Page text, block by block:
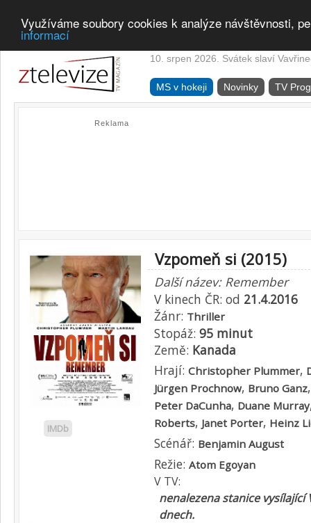
Využíváme soubory cookies k analýze návštěvnosti,
informací
10. srpen 2026. Svátek slaví
MS v hokeji Novinky TV
Reklama
IMDb
Vzpomeň si (2015)
Další název: Remember
V kinech ČR: od 21.4.2016
Žánr: Thriller
Stopáž: 95 minut
Země: Kanada
Hrají: Christopher Plummer,
Jürgen Prochnow, Bruno Ganz
Peter DaCunha, Duane Murray
Roberts, Janet Porter, Heinz
Scénář: Benjamin August
Režie: Atom Egoyan
V TV:
nenalezena stanice vysílající
dnech.